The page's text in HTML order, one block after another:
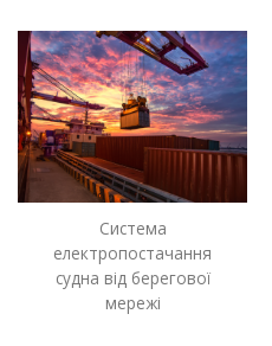
Система
електропостачання
судна від берегової
мережі